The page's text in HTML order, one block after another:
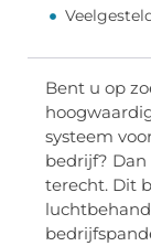
Bent u op
systeem
bedrijf?
terecht. Dit